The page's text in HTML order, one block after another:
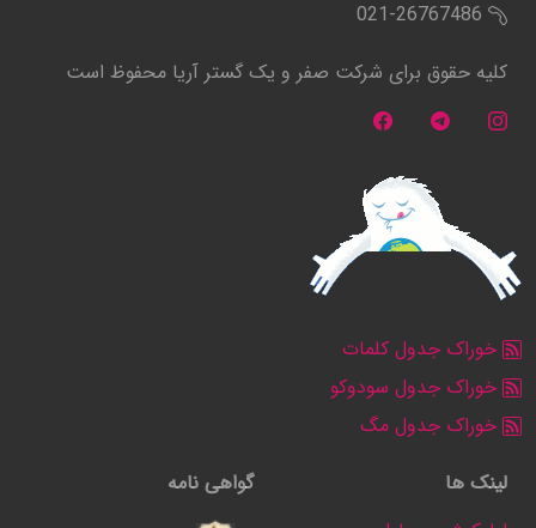
021-26767486
کلیه حقوق برای شرکت صفر و یک گستر آریا محفوظ است
خوراک جدول کلمات
خوراک جدول سودوکو
خوراک جدول مگ
لینک ها
گواهی نامه